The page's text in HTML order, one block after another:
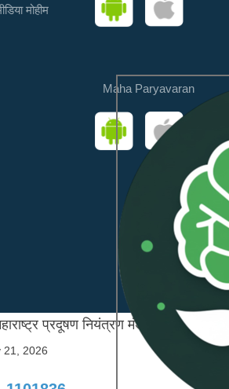
मोहीम
Maha Paryavaran
प्रदूषण नियंत्रण मंडळाकडे
21, 2026